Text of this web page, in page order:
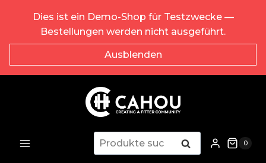
Dies ist ein Demo-Shop für Testzwecke —
Bestellungen werden nicht ausgeführt.
Ausblenden
Suche
nach:
Suche 0